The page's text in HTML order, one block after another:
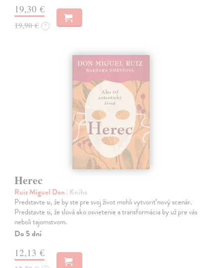
19,30 €
19,90 € ?
Herec
Ruiz Miguel Don | Kniha
Predstavte si, že by ste pre svoj život mohli vytvoriť nový scenár.
Predstavte si, že slová ako osvietenie a transformácia by už pre vás
neboli tajomstvom.
Do 5 dní
12,13 €